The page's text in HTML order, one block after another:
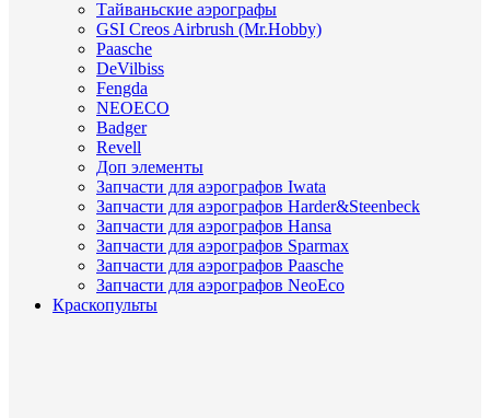
Тайваньские аэрографы
GSI Creos Airbrush (Mr.Hobby)
Paasche
DeVilbiss
Fengda
NEOECO
Badger
Revell
Доп элементы
Запчасти для аэрографов Iwata
Запчасти для аэрографов Harder&Steenbeck
Запчасти для аэрографов Hansa
Запчасти для аэрографов Sparmax
Запчасти для аэрографов Paasche
Запчасти для аэрографов NeoEco
Краскопульты